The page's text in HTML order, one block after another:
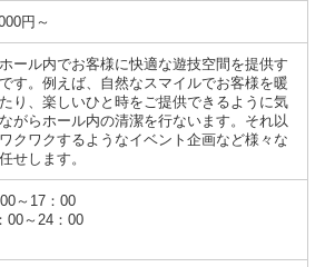
円～
ール内でお客様に快適な遊技空間を提供す
す。例えば、自然なスマイルでお客様を暖
り、楽しいひと時をご提供できるように気
がらホール内の清潔を行ないます。それ以
クワクするようなイベント企画など様々な
せします。
00～17：00
00～24：00